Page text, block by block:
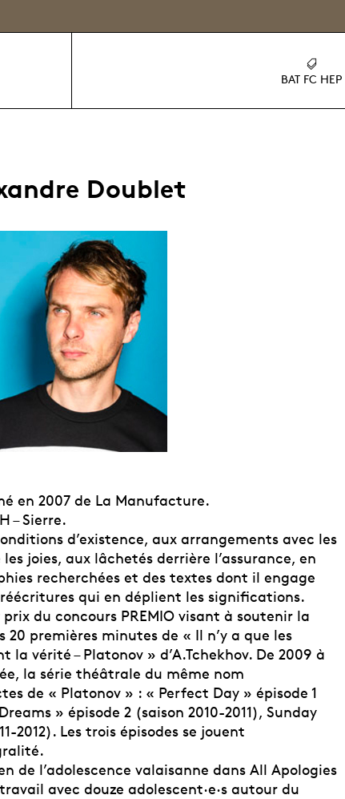
BAT FC HEP
Doublet
en 2007 de La Manufacture.
– Sierre.
d’existence, aux arrangements avec les
joies, aux lâchetés derrière l’assurance, en
recherchées et des textes dont il engage
qui en déplient les significations.
du concours PREMIO visant à soutenir la
20 premières minutes de « Il n’y a que les
la vérité – Platonov » d’A.Tchekhov. De 2009 à
la série théâtrale du même nom
de « Platonov » : « Perfect Day » épisode 1
» épisode 2 (saison 2010-2011), Sunday
2012). Les trois épisodes se jouent
de l’adolescence valaisanne dans All Apologies
avec douze adolescent·e·s autour du